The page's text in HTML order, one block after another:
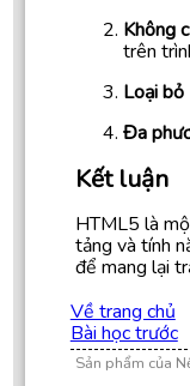
Không
trên
Loại bỏ
Đa
Kết luận
HTML5 là
tảng và tính
để mang lại
Về trang chủ
Bài học trước
Sản phẩm của